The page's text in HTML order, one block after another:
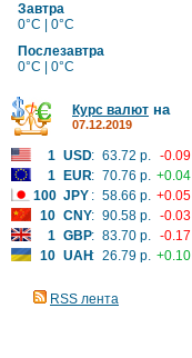
Завтра
0°C | 0°C
Послезавтра
0°C | 0°C
Курс валют на
07.12.2019
1 USD: 63.72 р. -0.09
1
EUR: 70.76 р. +0.04
100 JPY : 58.66 р. +0.05
10 CNY: 90.58 р. -0.03
1 GBP: 83.70 р. -0.17
10 UAH: 26.79 р. +0.10
RSS лента